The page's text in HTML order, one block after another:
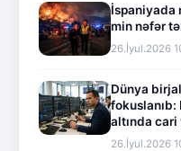
İspaniyada
min nəfər
26.İyul.2026
Dünya
altında
26.İyul.2026